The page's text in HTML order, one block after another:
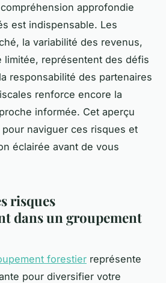
approfondie
est indispensable. Les
la variabilité des revenus,
limitée, représentent des défis
responsabilité des partenaires
renforce encore la
informée. Cet aperçu
naviguer ces risques et
éclairée avant de vous
risques
dans un groupement
forestier représente
pour diversifier votre